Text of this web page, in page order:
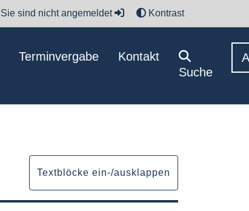
Sie sind nicht angemeldet Kontrast
Terminvergabe
Kontakt
Suche
Textblöcke ein-/ausklappen